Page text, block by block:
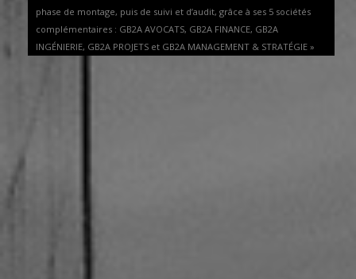
phase de montage, puis de suivi et d’audit, grâce à ses 5 sociétés
complémentaires : GB2A AVOCATS, GB2A FINANCE, GB2A
INGÉNIERIE, GB2A PROJETS et GB2A MANAGEMENT & STRATÉGIE »